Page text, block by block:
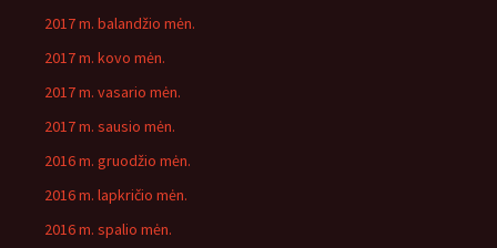
2017 m. balandžio mėn.
2017 m. kovo mėn.
2017 m. vasario mėn.
2017 m. sausio mėn.
2016 m. gruodžio mėn.
2016 m. lapkričio mėn.
2016 m. spalio mėn.